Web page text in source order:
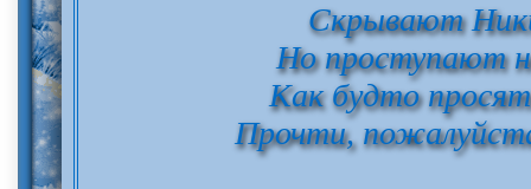
Скрывают
Но проступают
Как будто
Прочти,